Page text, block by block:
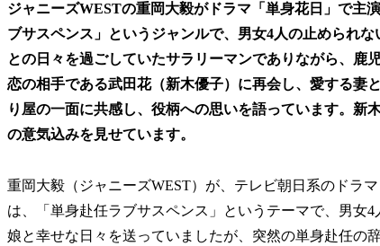
ジャニーズWESTの重岡大毅がドラマ「単身花日」で主
ブサスペンス」というジャンルで、男女4人の止められ
との日々を過ごしていたサラリーマンでありながら、鹿
恋の相手である武田花（新木優子）に再会し、愛する妻
り屋の一面に共感し、役柄への思いを語っています。新
の意気込みを見せています。
重岡大毅（ジャニーズWEST）が、テレビ朝日系のドラ
は、「単身赴任ラブサスペンス」というテーマで、男女
娘と幸せな日々を送っていましたが、突然の単身赴任の